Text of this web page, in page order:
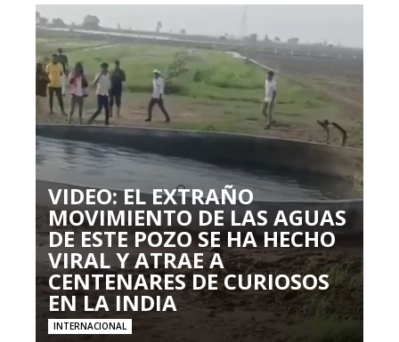
VIDEO: EL EXTRAÑO
MOVIMIENTO DE LAS AGUAS
DE ESTE POZO SE HA HECHO
VIRAL Y ATRAE A
CENTENARES DE CURIOSOS
EN LA INDIA
INTERNACIONAL